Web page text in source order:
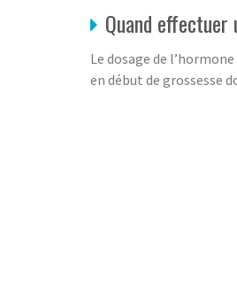
Quand
Le dosage de
en début de grossesse